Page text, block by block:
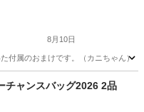
8月10日
のおまけです。（カニちゃん）ち
ャンスバッグ2026 2品